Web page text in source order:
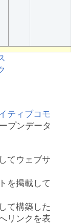
ティブコモ
プンデータ
てウェブサ
を掲載して
て構築した
リンクを表